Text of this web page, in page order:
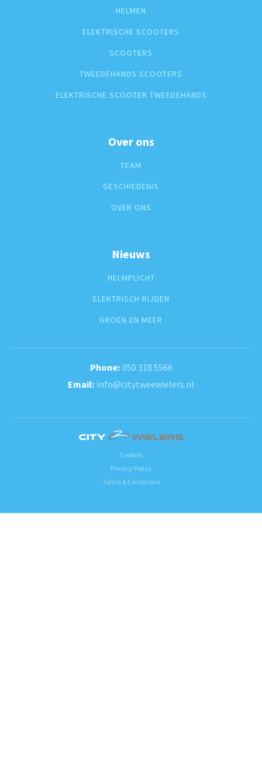
HELMEN
ELEKTRISCHE SCOOTERS
SCOOTERS
TWEEDEHANDS SCOOTERS
ELEKTRISCHE SCOOTER TWEEDEHANDS
Over ons
TEAM
GESCHIEDENIS
OVER ONS
Nieuws
HELMPLICHT
ELEKTRISCH RIJDEN
GROEN EN MEER
050 318 5566
info@citytweewielers.nl
Cookies
Privacy Policy
Terms & Conditions